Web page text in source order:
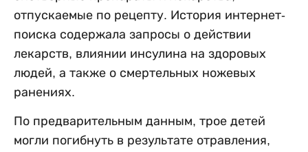
отпускаемые по рецепту. История интернет-
поиска содержала запросы о действии
лекарств, влиянии инсулина на здоровых
людей, а также о смертельных ножевых
ранениях.
По предварительным данным, трое детей
могли погибнуть в результате отравления,